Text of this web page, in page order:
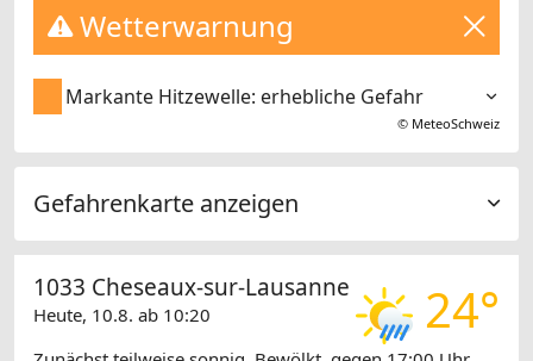
Wetterwarnung
Markante Hitzewelle: erhebliche Gefahr
© MeteoSchweiz
Gefahrenkarte anzeigen
24°
1033 Cheseaux-sur-Lausanne
Heute, 10.8. ab 10:20